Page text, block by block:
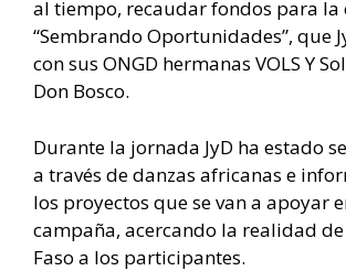
al tiempo, recaudar fondos para la
“Sembrando Oportunidades”, que
con sus ONGD hermanas VOLS Y
Don Bosco.
Durante la jornada JyD ha estado
a través de danzas africanas e
los proyectos que se van a apoyar
campaña, acercando la realidad
Faso a los participantes.